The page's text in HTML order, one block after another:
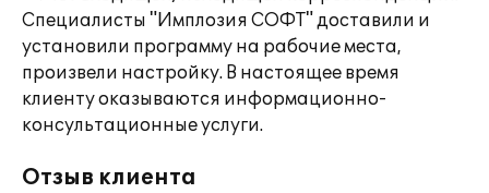
Специалисты "Имплозия СОФТ" доставили и
установили программу на рабочие места,
произвели настройку. В настоящее время
клиенту оказываются информационно-
консультационные услуги.
Отзыв клиента